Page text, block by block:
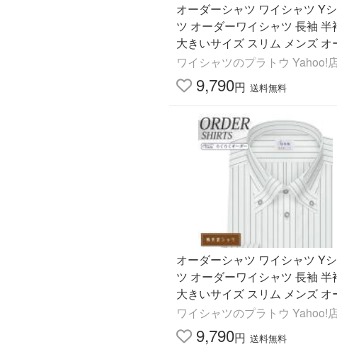
オーダーシャツ ワイシャツ Y
ツ オーダーワイシャツ 長袖 半
大きいサイズ スリム メンズ オ
ー 日本製 形態安定 軽井沢シャ
スナップダウン
ワイシャツのプラトウ Yahoo!
9,790円 送料無料
オーダーシャツ ワイシャツ Y
ツ オーダーワイシャツ 長袖 半
大きいサイズ スリム メンズ オ
ー 日本製 形態安定 軽井沢シャ
ボタンダウン
ワイシャツのプラトウ Yahoo!
9,790円 送料無料